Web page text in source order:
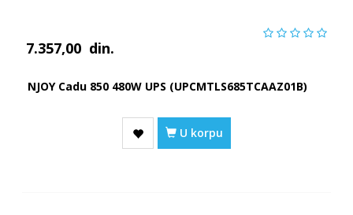
7.357,00 din.
NJOY Cadu 850 480W UPS (UPCMTLS685TCAAZ01B)
U korpu